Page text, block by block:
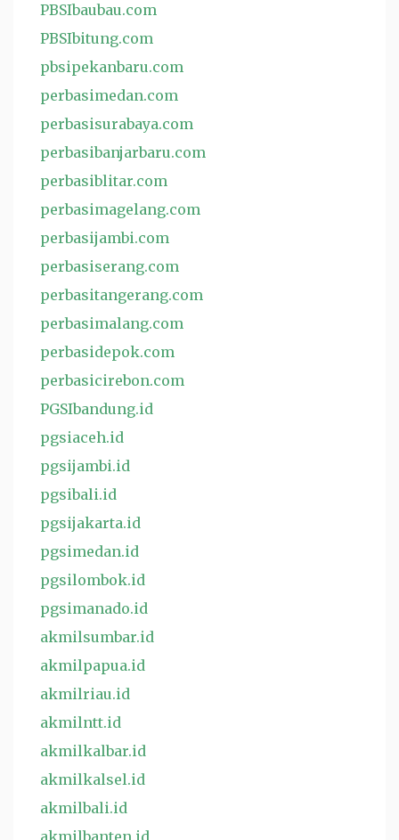
PBSIbaubau.com
PBSIbitung.com
pbsipekanbaru.com
perbasimedan.com
perbasisurabaya.com
perbasibanjarbaru.com
perbasiblitar.com
perbasimagelang.com
perbasijambi.com
perbasiserang.com
perbasitangerang.com
perbasimalang.com
perbasidepok.com
perbasicirebon.com
PGSIbandung.id
pgsiaceh.id
pgsijambi.id
pgsibali.id
pgsijakarta.id
pgsimedan.id
pgsilombok.id
pgsimanado.id
akmilsumbar.id
akmilpapua.id
akmilriau.id
akmilntt.id
akmilkalbar.id
akmilkalsel.id
akmilbali.id
akmilbanten.id